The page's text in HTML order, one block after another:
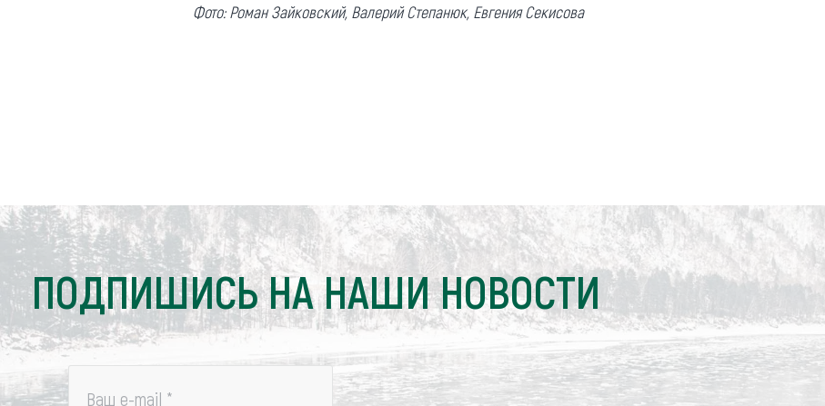
Фото: Роман Зайковский, Валерий Степанюк, Евгения Секисова
ПОДПИШИСЬ НА НАШИ НОВОСТИ
Ваш e-mail *